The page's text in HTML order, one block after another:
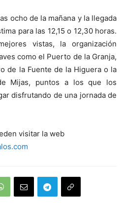
ocho de la mañana y la llegada
para las 12,15 o 12,30 horas.
vistas, la organización
como el Puerto de la Granja,
de la Fuente de la Higuera o la
Mijas, puntos a los que los
disfrutando de una jornada de
visitar la web